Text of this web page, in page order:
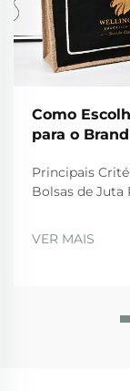
Como
para o
Principais
Bolsas de Juta
precisam ser
VER MAIS